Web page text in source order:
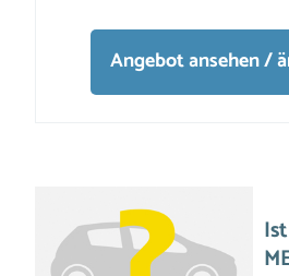
Angebot ansehen /